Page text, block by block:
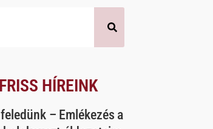
HÍREINK
feledünk – Emlékezés a